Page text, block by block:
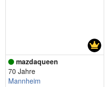
mazdaqueen
70 Jahre
Mannheim